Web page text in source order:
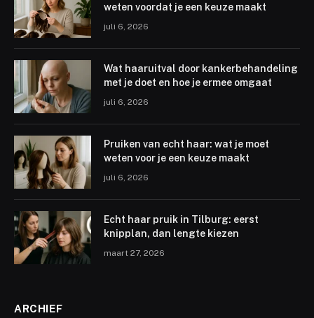
weten voordat je een keuze maakt
juli 6, 2026
Wat haaruitval door kankerbehandeling
met je doet en hoe je ermee omgaat
juli 6, 2026
Pruiken van echt haar: wat je moet
weten voor je een keuze maakt
juli 6, 2026
Echt haar pruik in Tilburg: eerst
knipplan, dan lengte kiezen
maart 27, 2026
ARCHIEF